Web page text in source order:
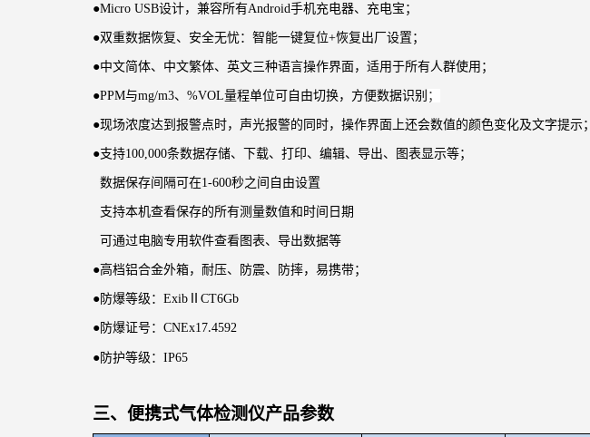
●Micro USB设计，兼容所有Android手机充电器、充电宝；
●双重数据恢复、安全无忧：智能一键复位+恢复出厂设置；
●中文简体、中文繁体、英文三种语言操作界面，适用于所有人群使用；
●PPM与mg/m3、%VOL量程单位可自由切换，方便数据识别 ；
●现场浓度达到报警点时，声光报警的同时，操作界面上还会数值的颜色变化及文字提示；
●支持100,000条数据存储、下载、打印、编辑、导出、图表显示等；
数据保存间隔可在1-600秒之间自由设置
支持本机查看保存的所有测量数值和时间日期
可通过电脑专用软件查看图表、导出数据等
●高档铝合金外箱，耐压、防震、防摔，易携带；
●防爆等级： ExibⅡCT6Gb
●防爆证号： CNEx17.4592
●防护等级： IP65
三、 便携式气体检测仪产品参数